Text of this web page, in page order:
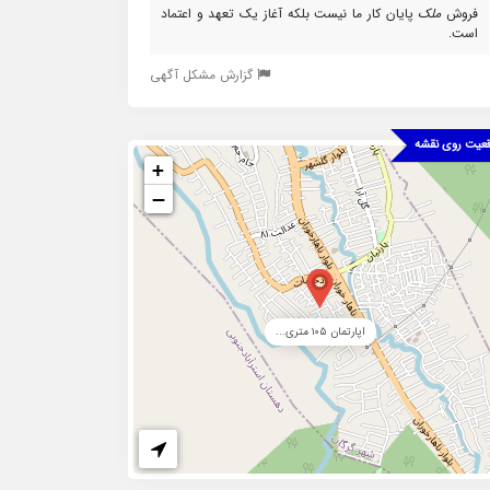
فروشملکپایان کار ما نیست بلکه آغاز یک تعهد و اعتماد
است.
گزارش مشکل آگهی
روی نقشه
اپارتمان ۱۰۵ متری...
+
−